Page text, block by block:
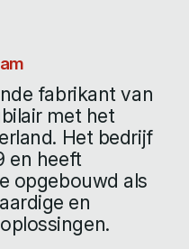
fabrikant van
met het
Het bedrijf
en heeft
opgebouwd als
en